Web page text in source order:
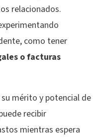
relacionados.
como tener
o facturas
mérito y potencial de
recibir
mientras espera